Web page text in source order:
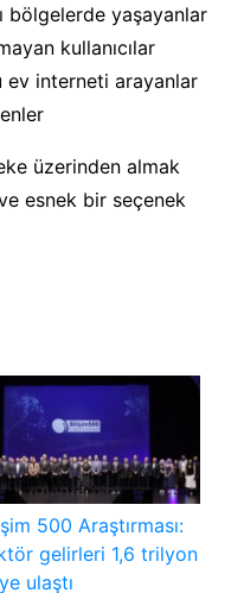
bölgelerde yaşayanlar
kullanıcılar
ev interneti arayanlar
üzerinden almak
esnek bir seçenek
500 Araştırması:
gelirleri 1,6 trilyon
ulaştı